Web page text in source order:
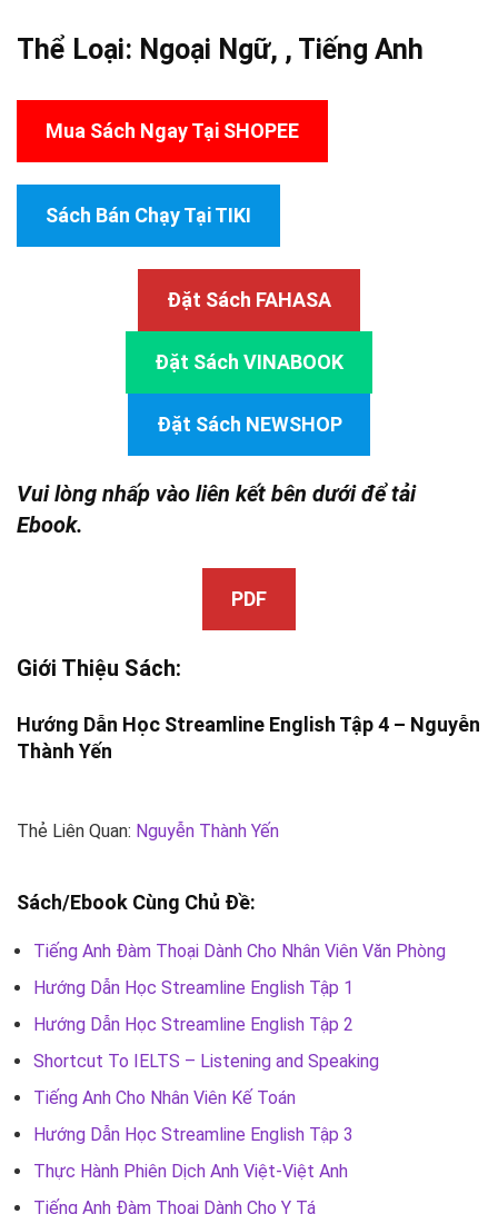
Thể Loại: Ngoại Ngữ, , Tiếng Anh
Mua Sách Ngay Tại SHOPEE
Sách Bán Chạy Tại TIKI
Đặt Sách FAHASA
Đặt Sách VINABOOK
Đặt Sách NEWSHOP
Vui lòng nhấp vào liên kết bên dưới để tải
Ebook.
PDF
Giới Thiệu Sách:
Hướng Dẫn Học Streamline English Tập 4 – Nguyễn
Thành Yến
Thẻ Liên Quan: Nguyễn Thành Yến
Sách/Ebook Cùng Chủ Đề:
Tiếng Anh Đàm Thoại Dành Cho Nhân Viên Văn Phòng
Hướng Dẫn Học Streamline English Tập 1
Hướng Dẫn Học Streamline English Tập 2
Shortcut To IELTS – Listening and Speaking
Tiếng Anh Cho Nhân Viên Kế Toán
Hướng Dẫn Học Streamline English Tập 3
Thực Hành Phiên Dịch Anh Việt-Việt Anh
Tiếng Anh Đàm Thoại Dành Cho Y Tá